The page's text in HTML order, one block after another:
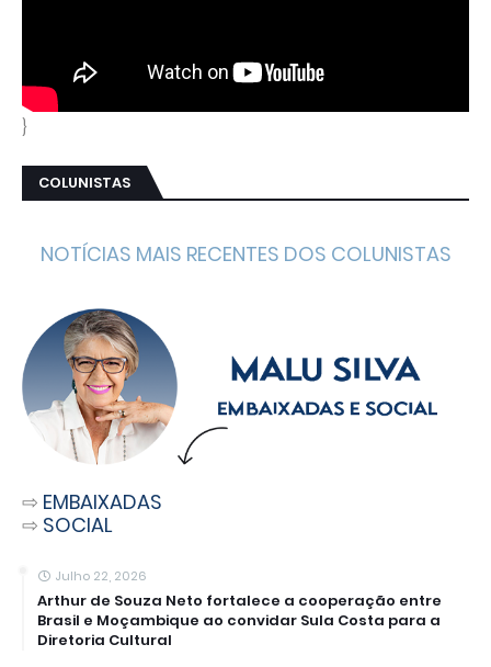
}
COLUNISTAS
NOTÍCIAS MAIS RECENTES DOS COLUNISTAS
⇨ EMBAIXADAS
⇨ SOCIAL
Julho 22, 2026
Arthur de Souza Neto fortalece a cooperação entre
Brasil e Moçambique ao convidar Sula Costa para a
Diretoria Cultural